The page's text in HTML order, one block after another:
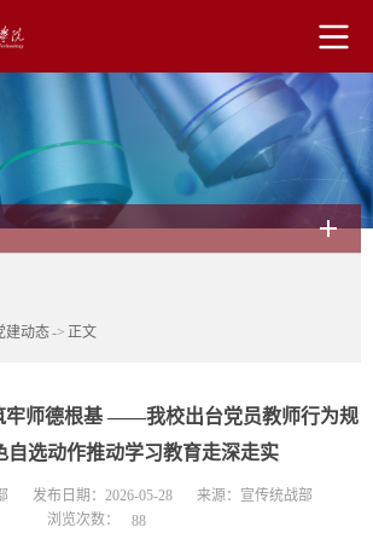
建动态-> 正文
牢师德根基 ——我校出台党员教师行为规
自选动作推动学习教育走深走实
发布日期：2026-05-28
来源：宣传统战部
浏览次数：
88